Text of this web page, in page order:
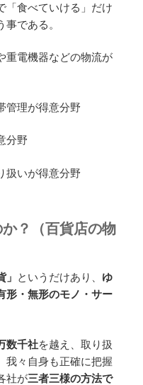
「食べていける」だけ
である。
重電機器などの物流が
管理が得意分野
分野
扱いが得意分野
？（百貨店の物
」 というだけあり、 ゆ
形・無形のモノ・サー
数千社を越え、取り扱
我々自身も正確に把握
社が三者三様の方法で